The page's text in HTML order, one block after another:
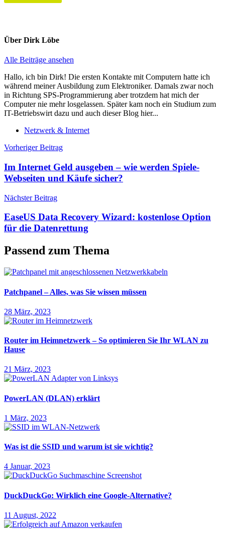
Über Dirk Löbe
Alle Beiträge ansehen
Hallo, ich bin Dirk! Die ersten Kontakte mit Computern hatte ich
während meiner Ausbildung zum Elektroniker. Damals zwar noch
in Richtung SPS-Programmierung aber trotzdem hat mich der
Computer nie mehr losgelassen. Später kam noch ein Studium zum
IT-Betriebswirt dazu und auch dieser Blog hier...
Netzwerk & Internet
Beitragsnavigation
Vorheriger Beitrag
Im Internet Geld ausgeben – wie werden Spiele-
Webseiten und Käufe sicher?
Nächster Beitrag
EaseUS Data Recovery Wizard: kostenlose Option
für die Datenrettung
Passend zum Thema
Patchpanel – Alles, was Sie wissen müssen
28 März, 2023
Router im Heimnetzwerk – So optimieren Sie Ihr WLAN zu
Hause
21 März, 2023
PowerLAN (DLAN) erklärt
1 März, 2023
Was ist die SSID und warum ist sie wichtig?
4 Januar, 2023
DuckDuckGo: Wirklich eine Google-Alternative?
11 August, 2022